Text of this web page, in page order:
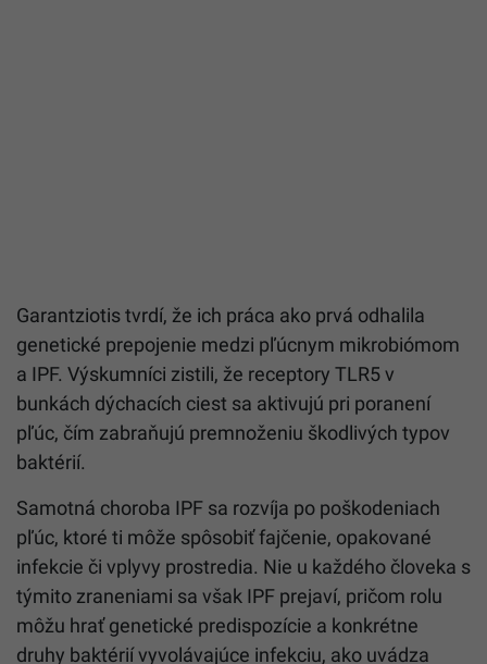
Garantziotis tvrdí, že ich práca ako prvá odhalila
genetické prepojenie medzi pľúcnym mikrobiómom
a IPF. Výskumníci zistili, že receptory TLR5 v
bunkách dýchacích ciest sa aktivujú pri poranení
pľúc, čím zabraňujú premnoženiu škodlivých typov
baktérií.
Samotná choroba IPF sa rozvíja po poškodeniach
pľúc, ktoré ti môže spôsobiť fajčenie, opakované
infekcie či vplyvy prostredia. Nie u každého človeka s
týmito zraneniami sa však IPF prejaví, pričom rolu
môžu hrať genetické predispozície a konkrétne
druhy baktérií vyvolávajúce infekciu, ako uvádza